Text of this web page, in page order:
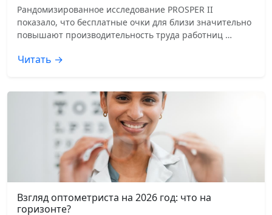
Рандомизированное исследование PROSPER II
показало, что бесплатные очки для близи значительно
повышают производительность труда работниц …
Читать →
Взгляд оптометриста на 2026 год: что на
горизонте?